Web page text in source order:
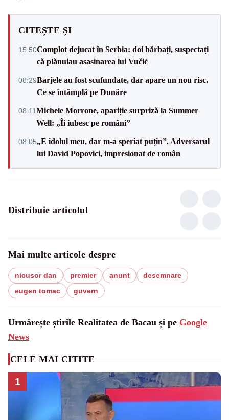
CITEȘTE ȘI
15:50Complot dejucat în Serbia: doi bărbați, suspectați
că plănuiau asasinarea lui Vučić
08:29Barjele au fost scufundate, dar apare un nou risc.
Ce se întâmplă pe Dunăre
08:11Michele Morrone, apariție surpriză la Summer
Well: „Îi iubesc pe români”
08:05„E idolul meu, dar m-a speriat puțin”. Adversarul
lui David Popovici, impresionat de român
Distribuie articolul
Mai multe articole despre
nicusor dan premier anunt
desemnare
eugen tomac
guvern
Urmărește știrile Realitatea de Bacau și pe Google
News
CELE MAI CITITE
1